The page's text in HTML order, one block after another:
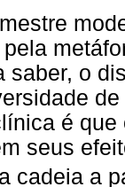
saber, o
é
seus
cadeia a